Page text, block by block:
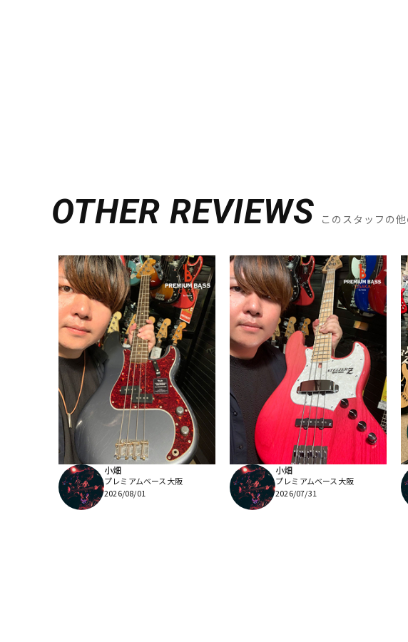
OTHER REVIEWS このスタッフの
小畑
プレミアムベース大阪
2026/08/01
小畑
プレミアムベース大阪
2026/07/31